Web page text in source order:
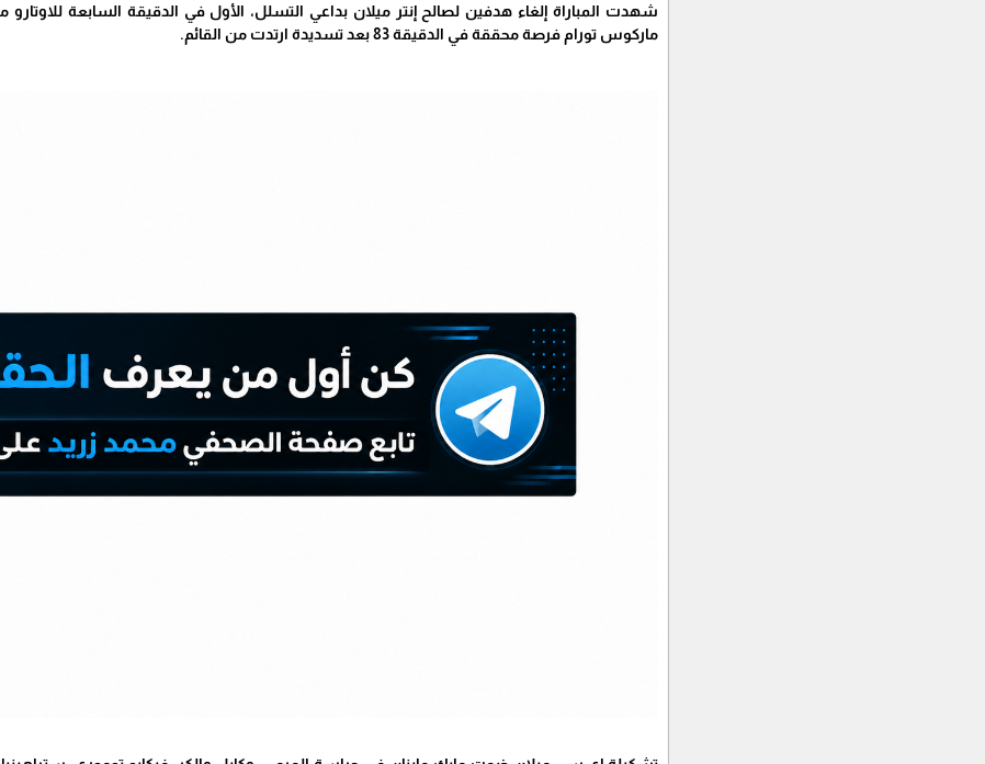
ماركوس تورام فرصة محققة في الدقيقة 83 بعد تسديدة ارتدت من القائم.